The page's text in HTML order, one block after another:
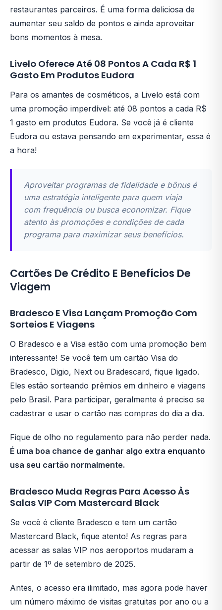
restaurantes parceiros. É uma forma deliciosa de
aumentar seu saldo de pontos e ainda aproveitar
bons momentos à mesa.
Livelo Oferece Até 08 Pontos A Cada R$ 1
Gasto Em Produtos Eudora
Para os amantes de cosméticos, a Livelo está com
uma promoção imperdível: até 08 pontos a cada R$
1 gasto em produtos Eudora. Se você já é cliente
Eudora ou estava pensando em experimentar, essa é
a hora!
Aproveitar programas de fidelidade e bônus é
uma estratégia inteligente para quem viaja
com frequência ou busca economizar. Fique
atento às promoções e condições de cada
programa para maximizar seus benefícios.
Cartões De Crédito E Benefícios De
Viagem
Bradesco E Visa Lançam Promoção Com
Sorteios E Viagens
O Bradesco e a Visa estão com uma promoção bem
interessante! Se você tem um cartão Visa do
Bradesco, Digio, Next ou Bradescard, fique ligado.
Eles estão sorteando prêmios em dinheiro e viagens
pelo Brasil. Para participar, geralmente é preciso se
cadastrar e usar o cartão nas compras do dia a dia.
Fique de olho no regulamento para não perder nada.
É uma boa chance de ganhar algo extra enquanto
usa seu cartão normalmente.
Bradesco Muda Regras Para Acesso Às
Salas VIP Com Mastercard Black
Se você é cliente Bradesco e tem um cartão
Mastercard Black, fique atento! As regras para
acessar as salas VIP nos aeroportos mudaram a
partir de 1º de setembro de 2025.
Antes, o acesso era ilimitado, mas agora pode haver
um número máximo de visitas gratuitas por ano ou a